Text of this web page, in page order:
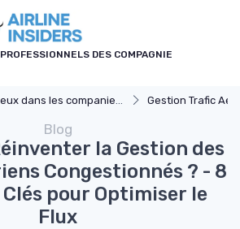
DES COMPAGNIE
dans les companies d'aviation Gestion Trafic
Blog
la Gestion des
Congestionnés ? - 8
pour Optimiser le
Flux
cookies